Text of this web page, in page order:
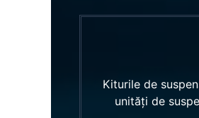
Kiturile de
unități de